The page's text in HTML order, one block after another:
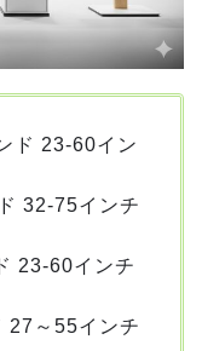
ド 23-60イン
32-75インチ
23-60インチ
27～55インチ